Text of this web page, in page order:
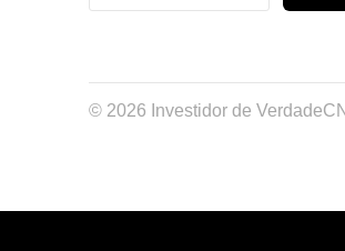
© 2026 Investidor de Verdade